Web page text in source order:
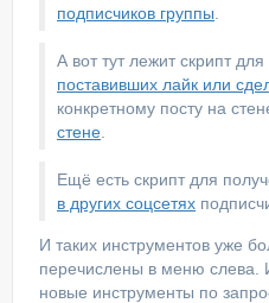
подписчиков группы
А вот тут лежит скрипт
поставивших лайк или
конкретному посту на
стене
Ещё есть скрипт для
в других соцсетях
И таких инструментов уже
перечислены в меню слева.
новые инструменты по